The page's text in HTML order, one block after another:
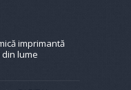
imprimantă
lume